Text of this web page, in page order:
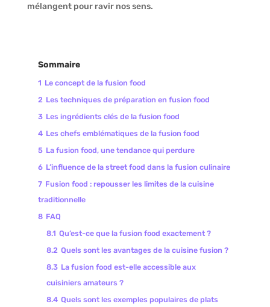
mélangent pour ravir nos sens.
Sommaire
1 Le concept de la fusion food
2 Les techniques de préparation en fusion food
3 Les ingrédients clés de la fusion food
4 Les chefs emblématiques de la fusion food
5 La fusion food, une tendance qui perdure
6 L’influence de la street food dans la fusion culinaire
7 Fusion food : repousser les limites de la cuisine
traditionnelle
8 FAQ
8.1 Qu’est-ce que la fusion food exactement ?
8.2 Quels sont les avantages de la cuisine fusion ?
8.3 La fusion food est-elle accessible aux
cuisiniers amateurs ?
8.4 Quels sont les exemples populaires de plats